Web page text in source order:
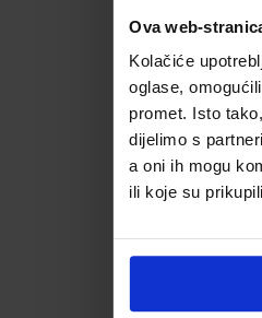
Ova web-
Kolačiće
oglase,
promet. Isto
dijelimo s
a oni ih mogu
ili koje su